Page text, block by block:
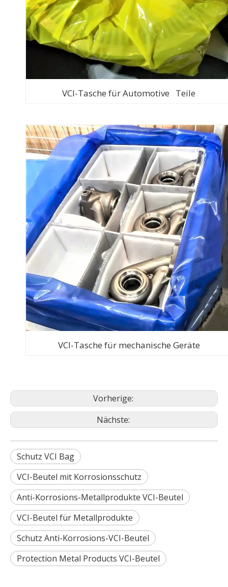
VCI-Tasche für Automotive Teile
VCI-Tasche für mechanische Geräte
Vorherige:
Nächste:
Schutz VCI Bag
VCI-Beutel mit Korrosionsschutz
Anti-Korrosions-Metallprodukte VCI-Beutel
VCI-Beutel für Metallprodukte
Schutz Anti-Korrosions-VCI-Beutel
Protection Metal Products VCI-Beutel